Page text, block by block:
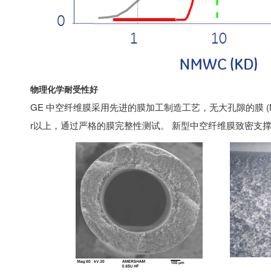
物理化学耐受性好
GE 中空纤维膜采用先进的膜加工制造工艺，无大孔隙的
r以上，通过严格的膜完整性测试。 新型中空纤维膜致密支